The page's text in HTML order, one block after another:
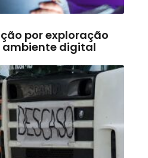
por exploração
ambiente digital